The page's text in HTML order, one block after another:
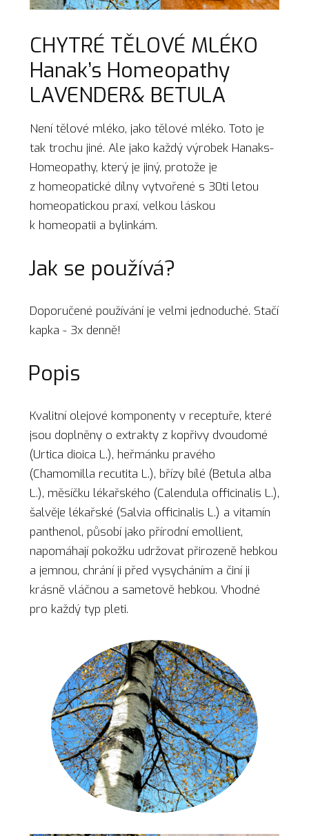
CHYTRÉ TĚLOVÉ MLÉKO
Hanak’s Homeopathy
LAVENDER& BETULA
Není tělové mléko, jako tělové mléko. Toto je
tak trochu jiné. Ale jako každý výrobek Hanaks-
Homeopathy, který je jiný, protože je
z homeopatické dílny vytvořené s 30ti letou
homeopatickou praxí, velkou láskou
k homeopatii a bylinkám.
Jak se používá?
Doporučené používání je velmi jednoduché. Stačí
kapka - 3x denně!
Popis
Kvalitní olejové komponenty v receptuře, které
jsou doplněny o extrakty z kopřivy dvoudomé
(Urtica dioica L.), heřmánku pravého
(Chamomilla recutita L.), břízy bílé (Betula alba
L.), měsíčku lékařského (Calendula officinalis L.),
šalvěje lékařské (Salvia officinalis L.) a vitamín
panthenol, působí jako přírodní emollient,
napomáhají pokožku udržovat přirozeně hebkou
a jemnou, chrání ji před vysycháním a činí ji
krásně vláčnou a sametově hebkou. Vhodné
pro každý typ pleti.